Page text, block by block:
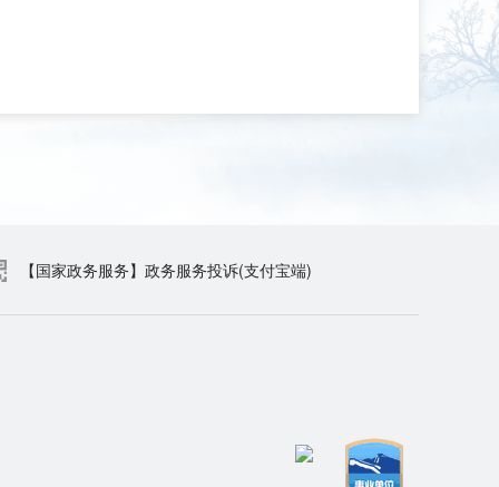
【国家政务服务】政务服务投诉(支付宝端)